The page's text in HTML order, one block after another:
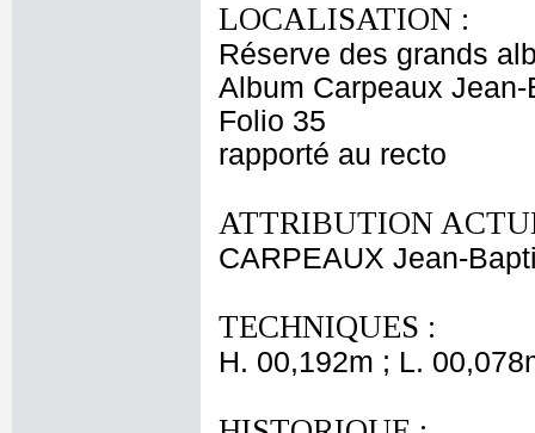
LOCALISATION :
Réserve des grands
Album Carpeaux
Folio 35
rapporté au recto
ATTRIBUTION
CARPEAUX Jean-
TECHNIQUES :
H. 00,192m ; L.